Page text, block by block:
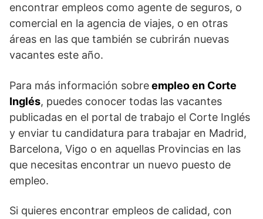
encontrar empleos como agente de seguros, o
comercial en la agencia de viajes, o en otras
áreas en las que también se cubrirán nuevas
vacantes este año.
Para más información sobreempleo en Corte
Inglés, puedes conocer todas las vacantes
publicadas en el portal de trabajo el Corte Inglés
y enviar tu candidatura para trabajar en Madrid,
Barcelona, Vigo o en aquellas Provincias en las
que necesitas encontrar un nuevo puesto de
empleo.
Si quieres encontrar empleos de calidad, con